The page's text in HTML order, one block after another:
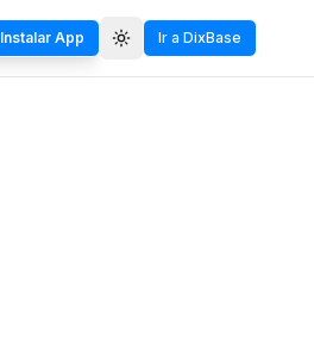
Instalar App Ir a DixBase